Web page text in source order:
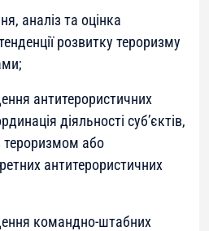
аналіз та оцінка
розвитку тероризму
антитерористичних
діяльності суб’єктів,
тероризмом або
антитерористичних
командно-штабних